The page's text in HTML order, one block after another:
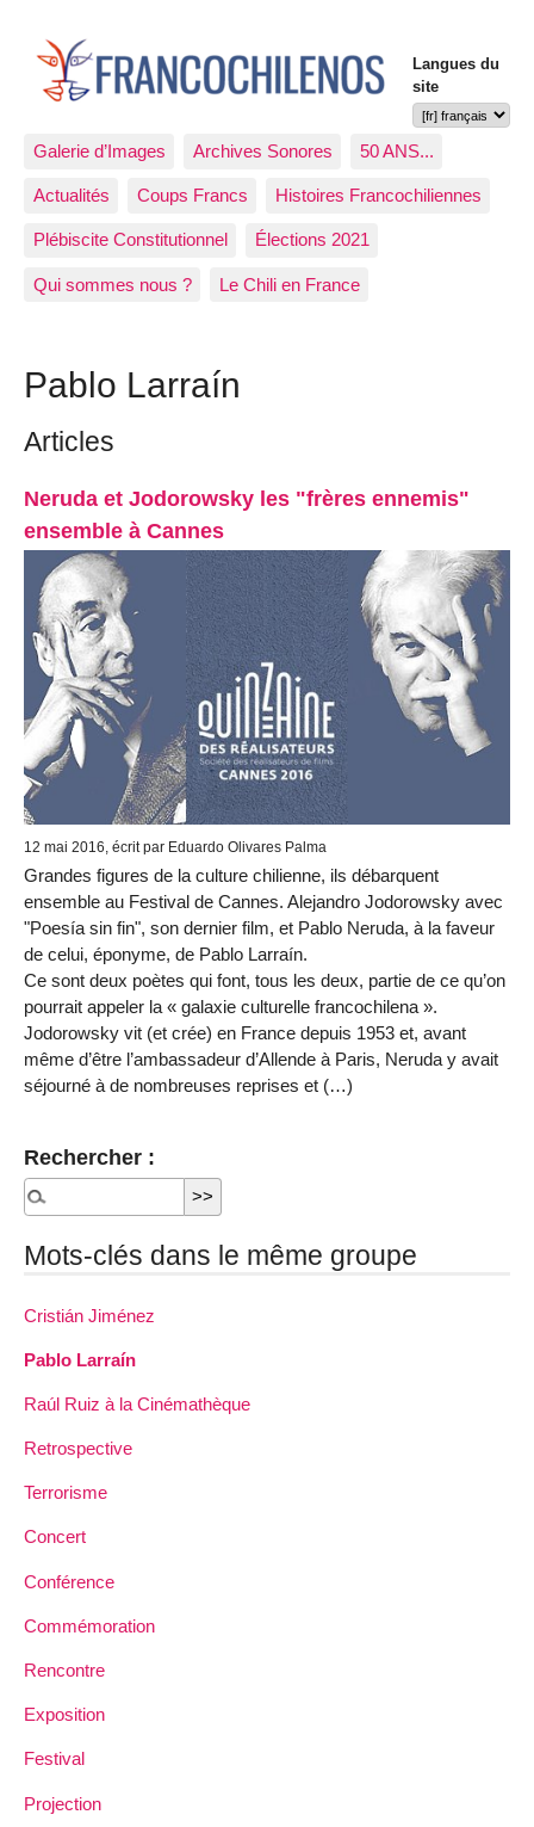
Langues du
site
Galerie d’Images Archives Sonores 50 ANS...
Actualités Coups Francs Histoires Francochiliennes
Plébiscite Constitutionnel Élections 2021
Qui sommes nous ? Le Chili en France
Pablo Larraín
Articles
Neruda et Jodorowsky les "frères ennemis"
ensemble à Cannes
12 mai 2016, écrit par Eduardo Olivares Palma
Grandes figures de la culture chilienne, ils débarquent
ensemble au Festival de Cannes. Alejandro Jodorowsky avec
"Poesía sin fin", son dernier film, et Pablo Neruda, à la faveur
de celui, éponyme, de Pablo Larraín.
Ce sont deux poètes qui font, tous les deux, partie de ce qu’on
pourrait appeler la « galaxie culturelle francochilena ».
Jodorowsky vit (et crée) en France depuis 1953 et, avant
même d’être l’ambassadeur d’Allende à Paris, Neruda y avait
séjourné à de nombreuses reprises et (…)
Rechercher :
Mots-clés dans le même groupe
Cristián Jiménez
Pablo Larraín
Raúl Ruiz à la Cinémathèque
Retrospective
Terrorisme
Concert
Conférence
Commémoration
Rencontre
Exposition
Festival
Projection